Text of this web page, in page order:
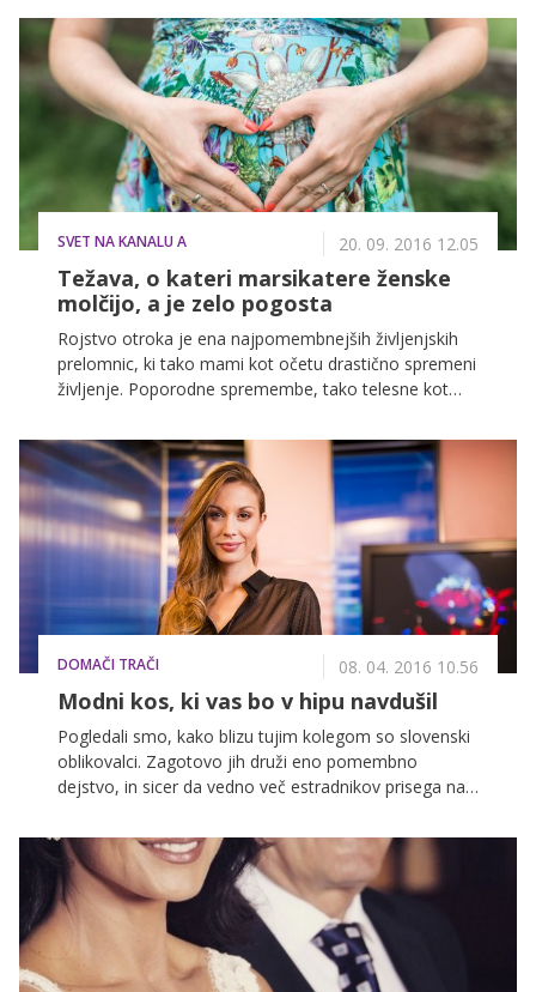
SVET NA KANALU A 20. 09. 2016 12.05
Težava, o kateri marsikatere ženske
molčijo, a je zelo pogosta
Rojstvo otroka je ena najpomembnejših življenjskih
prelomnic, ki tako mami kot očetu drastično spremeni
življenje. Poporodne spremembe, tako telesne kot
zgodi, da je mati, ki bi morala po svojem mnenju
prekipevati od sreče, povsem na tleh. V večini
primerov potrtost traja le nekaj dni, včasih pa se
stopnjuje v več mesecev trajajočo poporodno
depresijo. A če ste mislili, da se s poporodno
depresijo spopadajo le ’navadne smrtnice’, se motite;
nanjo niso imune niti hollywoodske zvezdnice. Nekaj
jih je o tem tudi javno spregovorilo, spet druge so
težave skrivale.
DOMAČI TRAČI 08. 04. 2016 10.56
Modni kos, ki vas bo v hipu navdušil
Pogledali smo, kako blizu tujim kolegom so slovenski
oblikovalci. Zagotovo jih druži eno pomembno
dejstvo, in sicer da vedno več estradnikov prisega na
znamke, sploh mladih oblikovalcev, si tako prek
znanih obrazov vedno bolj utirajo pot do
prepoznavnosti.